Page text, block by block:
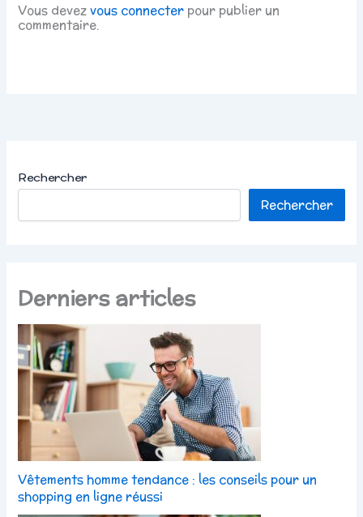
Vous devezvous connecter pour publier un
commentaire.
Rechercher
Rechercher
Derniers articles
Vêtements homme tendance : les conseils pour un
shopping en ligne réussi